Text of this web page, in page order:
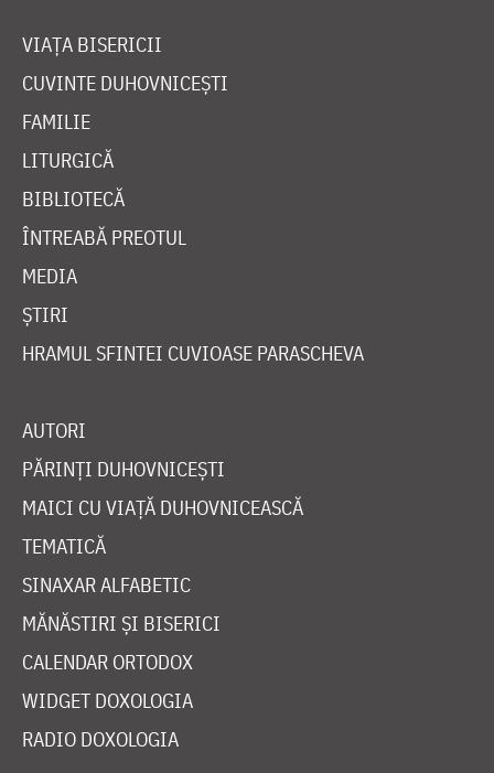
VIAȚA BISERICII
CUVINTE DUHOVNICEȘTI
FAMILIE
LITURGICĂ
BIBLIOTECĂ
ÎNTREABĂ PREOTUL
MEDIA
ȘTIRI
HRAMUL SFINTEI CUVIOASE PARASCHEVA
AUTORI
PĂRINȚI DUHOVNICEȘTI
MAICI CU VIAȚĂ DUHOVNICEASCĂ
TEMATICĂ
SINAXAR ALFABETIC
MĂNĂSTIRI ȘI BISERICI
CALENDAR ORTODOX
WIDGET DOXOLOGIA
RADIO DOXOLOGIA